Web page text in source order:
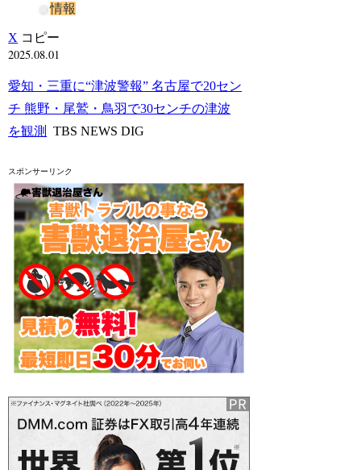
情報
X コピー
2025.08.01
愛知・三重に“津波警報” 名古屋で20セン
チ 熊野・尾鷲・鳥羽で30センチの津波
を観測
TBS NEWS DIG
スポンサーリンク